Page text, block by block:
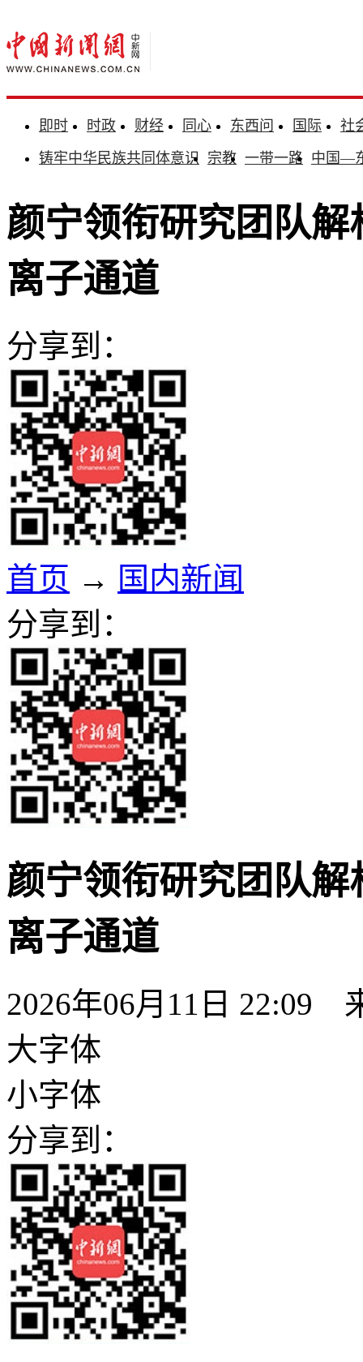
即时 时政 财经 同心 东西问 国际
社
铸牢中华民族共同体意识 宗教 一带一路 中国—
颜宁领衔研究团队
离子通道
分享到：
首页 → 国内新闻
分享到：
颜宁领衔研究团队
离子通道
2026年06月11日 22:09
大字体
小字体
分享到：